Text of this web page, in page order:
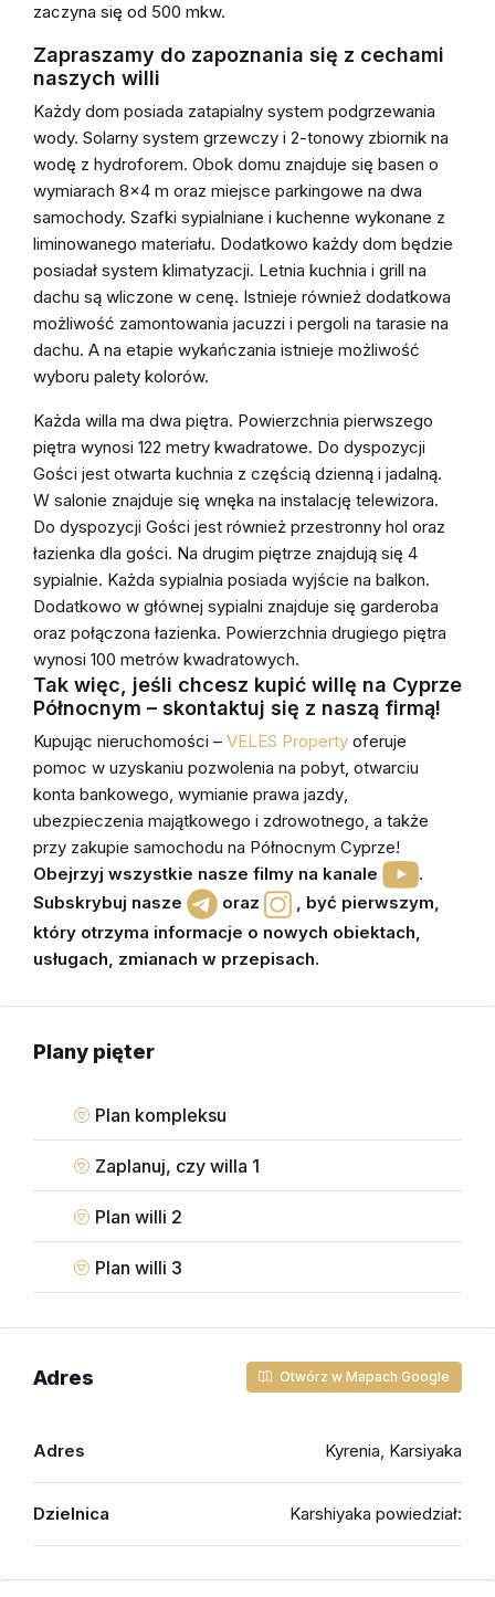
zaczyna się od 500 mkw.
Zapraszamy do zapoznania się z cechami
naszych willi
Każdy dom posiada zatapialny system podgrzewania
wody. Solarny system grzewczy i 2-tonowy zbiornik na
wodę z hydroforem. Obok domu znajduje się basen o
wymiarach 8×4 m oraz miejsce parkingowe na dwa
samochody. Szafki sypialniane i kuchenne wykonane z
liminowanego materiału. Dodatkowo każdy dom będzie
posiadał system klimatyzacji. Letnia kuchnia i grill na
dachu są wliczone w cenę. Istnieje również dodatkowa
możliwość zamontowania jacuzzi i pergoli na tarasie na
dachu. A na etapie wykańczania istnieje możliwość
wyboru palety kolorów.
Każda willa ma dwa piętra. Powierzchnia pierwszego
piętra wynosi 122 metry kwadratowe. Do dyspozycji
Gości jest otwarta kuchnia z częścią dzienną i jadalną.
W salonie znajduje się wnęka na instalację telewizora.
Do dyspozycji Gości jest również przestronny hol oraz
łazienka dla gości. Na drugim piętrze znajdują się 4
sypialnie. Każda sypialnia posiada wyjście na balkon.
Dodatkowo w głównej sypialni znajduje się garderoba
oraz połączona łazienka. Powierzchnia drugiego piętra
wynosi 100 metrów kwadratowych.
Tak więc, jeśli chcesz kupić willę na Cyprze
Północnym – skontaktuj się z naszą firmą!
Kupując nieruchomości – VELES Property oferuje
pomoc w uzyskaniu pozwolenia na pobyt, otwarciu
konta bankowego, wymianie prawa jazdy,
ubezpieczenia majątkowego i zdrowotnego, a także
przy zakupie samochodu na Północnym Cyprze!
Obejrzyj wszystkie nasze filmy na kanale
.
Subskrybuj nasze
oraz , być pierwszym,
który otrzyma informacje o nowych obiektach,
usługach, zmianach w przepisach.
Plany pięter
Plan kompleksu
Zaplanuj, czy willa 1
Plan willi 2
Plan willi 3
Adres Otwórz w Mapach Google
Adres Kyrenia, Karsiyaka
Dzielnica Karshiyaka powiedział: